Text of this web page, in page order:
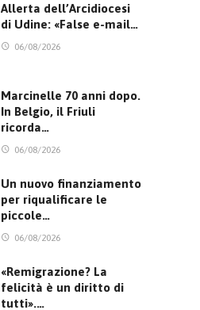
Allerta dell’Arcidiocesi
di Udine: «False e-mail…
06/08/2026
Marcinelle 70 anni dopo.
In Belgio, il Friuli
ricorda…
06/08/2026
Un nuovo finanziamento
per riqualificare le
piccole…
06/08/2026
«Remigrazione? La
felicità è un diritto di
tutti».…